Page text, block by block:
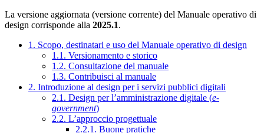
La versione aggiornata (versione corrente) del Manuale operativo di
design corrisponde alla 2025.1.
1. Scopo, destinatari e uso del Manuale operativo di design
1.1. Versionamento e storico
1.2. Consultazione del manuale
1.3. Contribuisci al manuale
2. Introduzione al design per i servizi pubblici digitali
2.1. Design per l’amministrazione digitale (e-
government)
2.2. L’approccio progettuale
2.2.1. Buone pratiche